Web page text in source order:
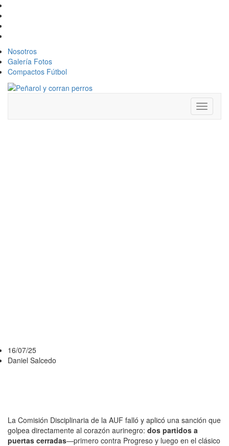
Nosotros
Galería Fotos
Compactos Fútbol
Toggle
16/07/25
Daniel Salcedo
La Comisión Disciplinaria de la AUF falló y aplicó una sanción que
golpea directamente al corazón aurinegro: dos partidos a
puertas cerradas—primero contra Progreso y luego en el clásico